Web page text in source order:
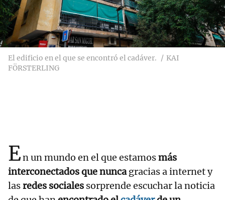
El edificio en el que se encontró el cadáver.
KAI
FÖRSTERLING
En un mundo en el que estamosmás
interconectados que nuncagracias a internet y
lasredes sociales sorprende escuchar la noticia